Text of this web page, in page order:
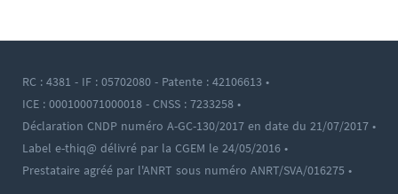
• RC : 4381 - IF : 05702080 - Patente : 42106613
• ICE : 000100071000018 - CNSS : 7233258
• Déclaration CNDP numéro A-GC-130/2017 en date du 21/07/2017
• Label e-thiq@ délivré par la CGEM le 24/05/2016
• Prestataire agréé par l'ANRT sous numéro ANRT/SVA/016275